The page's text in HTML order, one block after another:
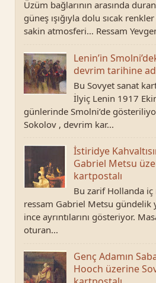
Üzüm bağlarının arasında
güneş ışığıyla dolu sıcak
sakin atmosferi… Ressam
Lenin’in
devrim tarihine
Bu Sovyet sanat
İlyiç Lenin 1917
günlerinde Smolni’de
Sokolov , devrim kar...
İstiridye
Gabriel Metsu
kartpostalı
Bu zarif Hollanda
ressam Gabriel Metsu gündelik
ince ayrıntılarını gösteriyor.
oturan...
Genç Adamın
Hooch üzerine